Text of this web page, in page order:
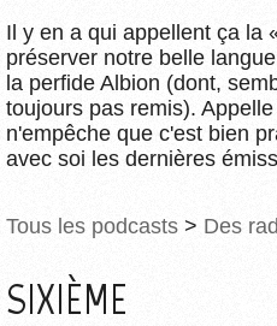
Il y en a qui appellent ça la
préserver notre belle
la perfide Albion (dont,
toujours pas remis).
n'empêche que c'est bien
avec soi les dernières
Tous les podcasts > Des
SIXIÈME